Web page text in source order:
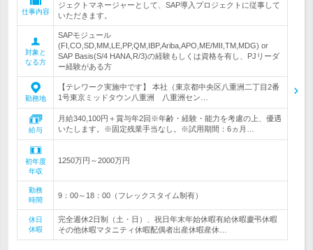
仕事内容
ジェクトマネージャーとして、SAP導入プロジェクトに従事して
いただきます。
対象と
なる方
SAPモジュール
(FI,CO,SD,MM,LE,PP,QM,IBP,Ariba,APO,ME/MII,TM,MDG) or
SAP Basis(S/4 HANA,R/3)の経験もしくは資格を有し、PJリーダ
ー経験がある方
勤務地
【テレワーク実施中です】 本社（東京都中央区八重洲二丁目2番
1号東京ミッドタウン八重洲 八重洲セン…
給与
月給340,100円＋賞与年2回※年齢・経験・能力を考慮の上、優遇
いたします。※固定残業手当なし。※試用期間：6ヵ月…
初年度
年収
1250万円～2000万円
勤務
時間
9：00～18：00（フレックスタイム制有）
休日
休暇
完全週休2日制（土・日）、祝日年末年始休暇有給休暇慶弔休暇
その他休暇マタニティ休暇配偶者出産休暇産休…